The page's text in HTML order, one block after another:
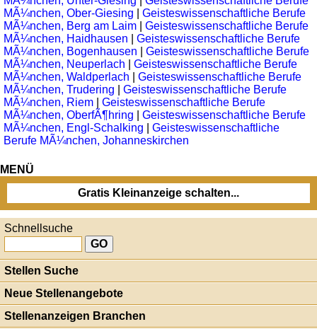
MÃ¼nchen, Ober-Giesing
Geisteswissenschaftliche Berufe
MÃ¼nchen, Berg am Laim
Geisteswissenschaftliche Berufe
MÃ¼nchen, Haidhausen
Geisteswissenschaftliche Berufe
MÃ¼nchen, Bogenhausen
Geisteswissenschaftliche Berufe
MÃ¼nchen, Neuperlach
Geisteswissenschaftliche Berufe
MÃ¼nchen, Waldperlach
Geisteswissenschaftliche Berufe
MÃ¼nchen, Trudering
Geisteswissenschaftliche Berufe
MÃ¼nchen, Riem
Geisteswissenschaftliche Berufe
MÃ¼nchen, OberfÃ¶hring
Geisteswissenschaftliche Berufe
MÃ¼nchen, Engl-Schalking
Geisteswissenschaftliche
Berufe MÃ¼nchen, Johanneskirchen
MENÜ
Gratis Kleinanzeige schalten...
Schnellsuche
Stellen Suche
Neue Stellenangebote
Stellenanzeigen Branchen